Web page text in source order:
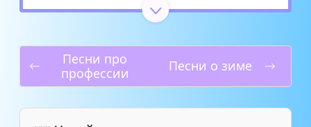
"Сломанное радио"
Гангстерская 3:48
Песни про
профессии
Песни о зиме